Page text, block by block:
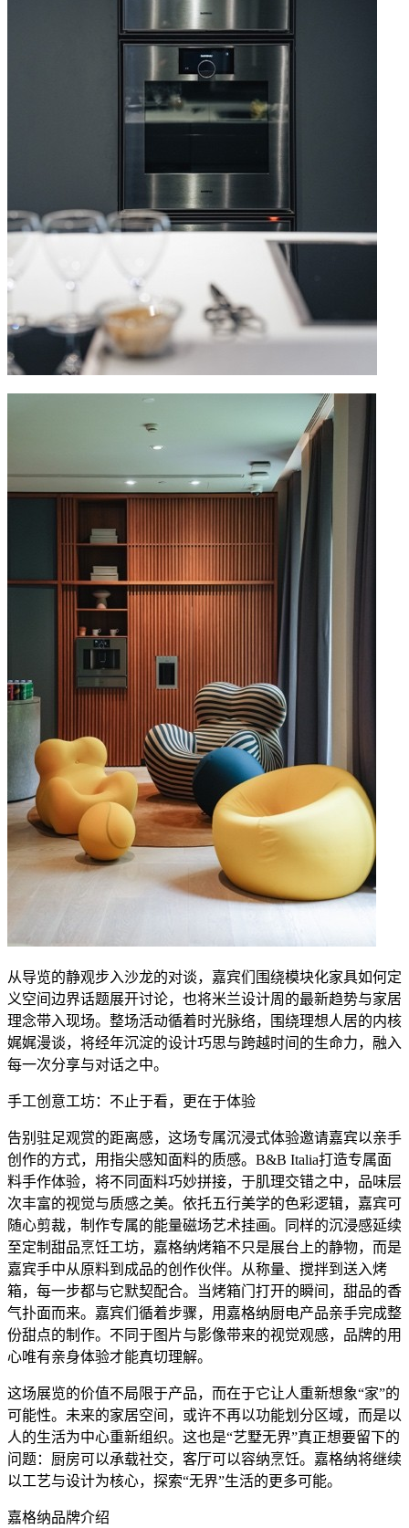
从导览的静观步入沙龙的对谈，嘉宾们围绕模块化家具如何定
义空间边界话题展开讨论，也将米兰设计周的最新趋势与家居
理念带入现场。整场活动循着时光脉络，围绕理想人居的内核
娓娓漫谈，将经年沉淀的设计巧思与跨越时间的生命力，融入
每一次分享与对话之中。
手工创意工坊：不止于看，更在于体验
告别驻足观赏的距离感，这场专属沉浸式体验邀请嘉宾以亲手
创作的方式，用指尖感知面料的质感。B&B Italia打造专属面
料手作体验，将不同面料巧妙拼接，于肌理交错之中，品味层
次丰富的视觉与质感之美。依托五行美学的色彩逻辑，嘉宾可
随心剪裁，制作专属的能量磁场艺术挂画。同样的沉浸感延续
至定制甜品烹饪工坊，嘉格纳烤箱不只是展台上的静物，而是
嘉宾手中从原料到成品的创作伙伴。从称量、搅拌到送入烤
箱，每一步都与它默契配合。当烤箱门打开的瞬间，甜品的香
气扑面而来。嘉宾们循着步骤，用嘉格纳厨电产品亲手完成整
份甜点的制作。不同于图片与影像带来的视觉观感，品牌的用
心唯有亲身体验才能真切理解。
这场展览的价值不局限于产品，而在于它让人重新想象“家”的
可能性。未来的家居空间，或许不再以功能划分区域，而是以
人的生活为中心重新组织。这也是“艺墅无界”真正想要留下的
问题：厨房可以承载社交，客厅可以容纳烹饪。嘉格纳将继续
以工艺与设计为核心，探索“无界”生活的更多可能。
嘉格纳品牌介绍